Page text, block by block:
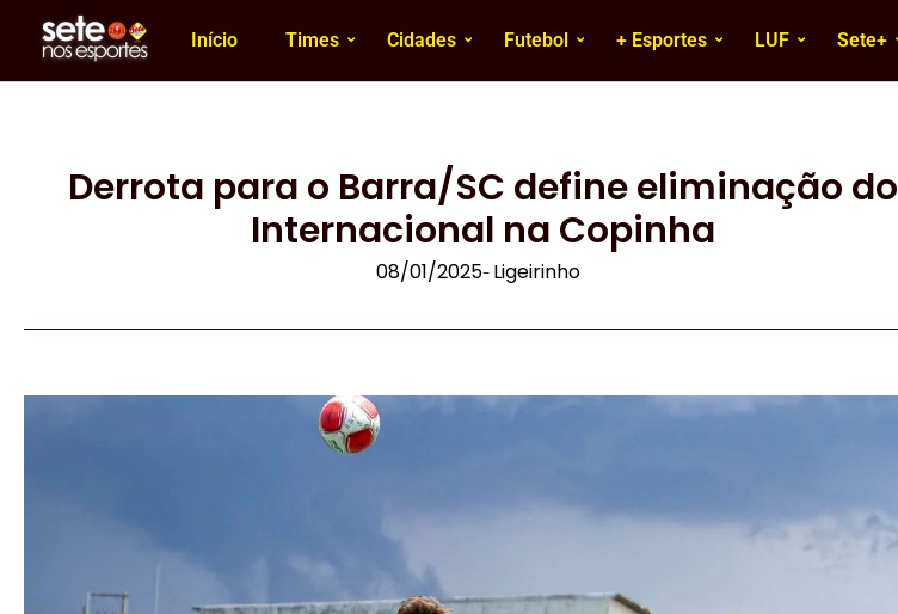
Início Times Cidades Futebol + Esportes LUF Sete+
Derrota para o Barra/SC define eliminação do
Internacional na Copinha
08/01/2025- Ligeirinho